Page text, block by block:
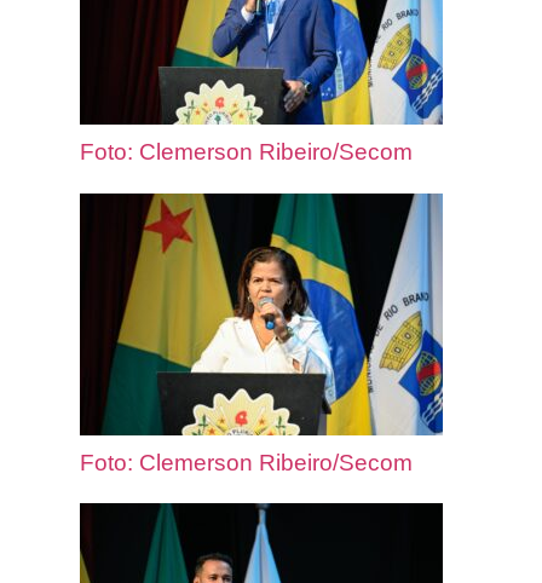
Foto: Clemerson Ribeiro/Secom
Foto: Clemerson Ribeiro/Secom